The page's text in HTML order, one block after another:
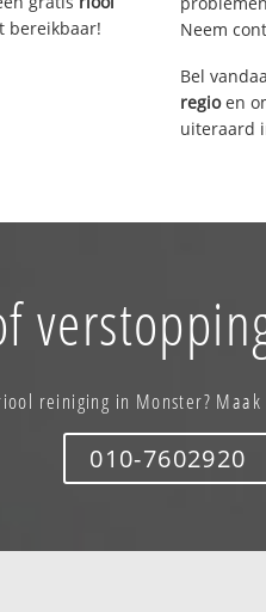
bereikbaar!
Neem
Bel
regioen
uiteraard
reiniging in Monster?
010-7602920